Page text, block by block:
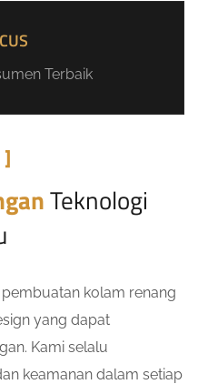
Terbaik
]
Teknologi
kolam renang
yang dapat
Kami selalu
keamanan dalam setiap